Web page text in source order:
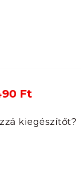
Ft.
Ft
is:
4490 Ft.
kiegészítőt?